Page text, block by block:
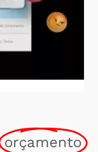
orçamento